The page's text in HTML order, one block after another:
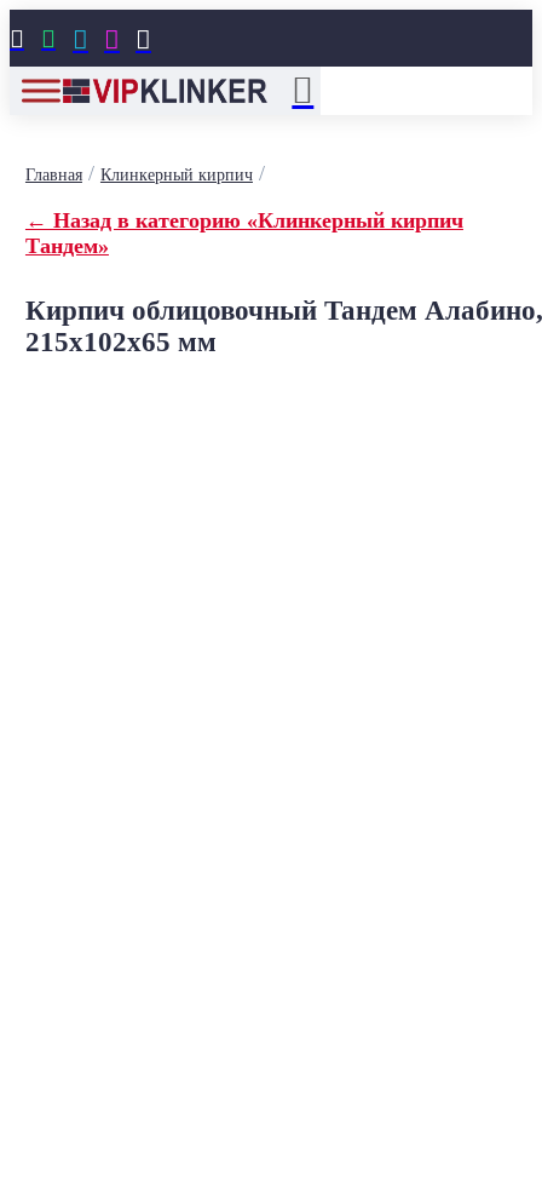
    
Главная/ Клинкерный кирпич/
← Назад в категорию «Клинкерный кирпич
Тандем»
Кирпич облицовочный Тандем Алабино,
215x102x65 мм